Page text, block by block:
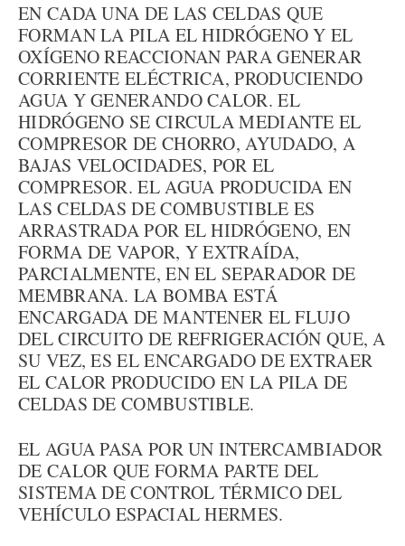
EN CADA UNA DE LAS CELDAS QUE
FORMAN LA PILA EL HIDRÓGENO Y EL
OXÍGENO REACCIONAN PARA GENERAR
CORRIENTE ELÉCTRICA, PRODUCIENDO
AGUA Y GENERANDO CALOR. EL
HIDRÓGENO SE CIRCULA MEDIANTE EL
COMPRESOR DE CHORRO, AYUDADO, A
BAJAS VELOCIDADES, POR EL
COMPRESOR. EL AGUA PRODUCIDA EN
LAS CELDAS DE COMBUSTIBLE ES
ARRASTRADA POR EL HIDRÓGENO, EN
FORMA DE VAPOR, Y EXTRAÍDA,
PARCIALMENTE, EN EL SEPARADOR DE
MEMBRANA. LA BOMBA ESTÁ
ENCARGADA DE MANTENER EL FLUJO
DEL CIRCUITO DE REFRIGERACIÓN QUE, A
SU VEZ, ES EL ENCARGADO DE EXTRAER
EL CALOR PRODUCIDO EN LA PILA DE
CELDAS DE COMBUSTIBLE.
EL AGUA PASA POR UN INTERCAMBIADOR
DE CALOR QUE FORMA PARTE DEL
SISTEMA DE CONTROL TÉRMICO DEL
VEHÍCULO ESPACIAL HERMES.